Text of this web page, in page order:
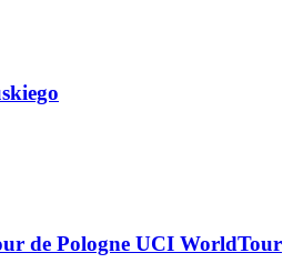
de Pologne UCI WorldTour